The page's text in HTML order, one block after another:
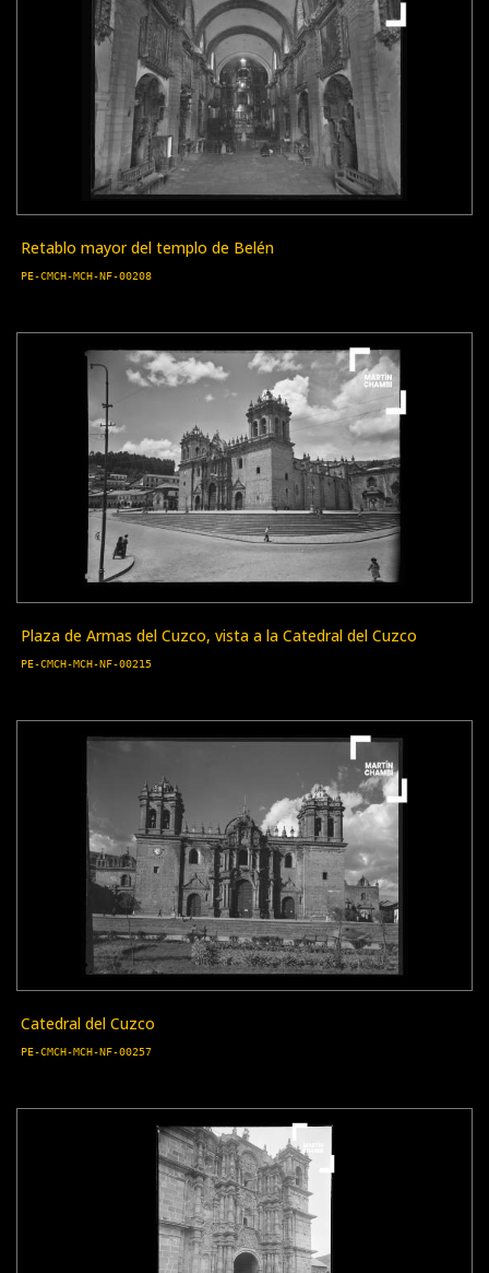
Retablo mayor del templo de Belén
PE-CMCH-MCH-NF-00208
Plaza de Armas del Cuzco, vista a la Catedral del Cuzco
PE-CMCH-MCH-NF-00215
Catedral del Cuzco
PE-CMCH-MCH-NF-00257